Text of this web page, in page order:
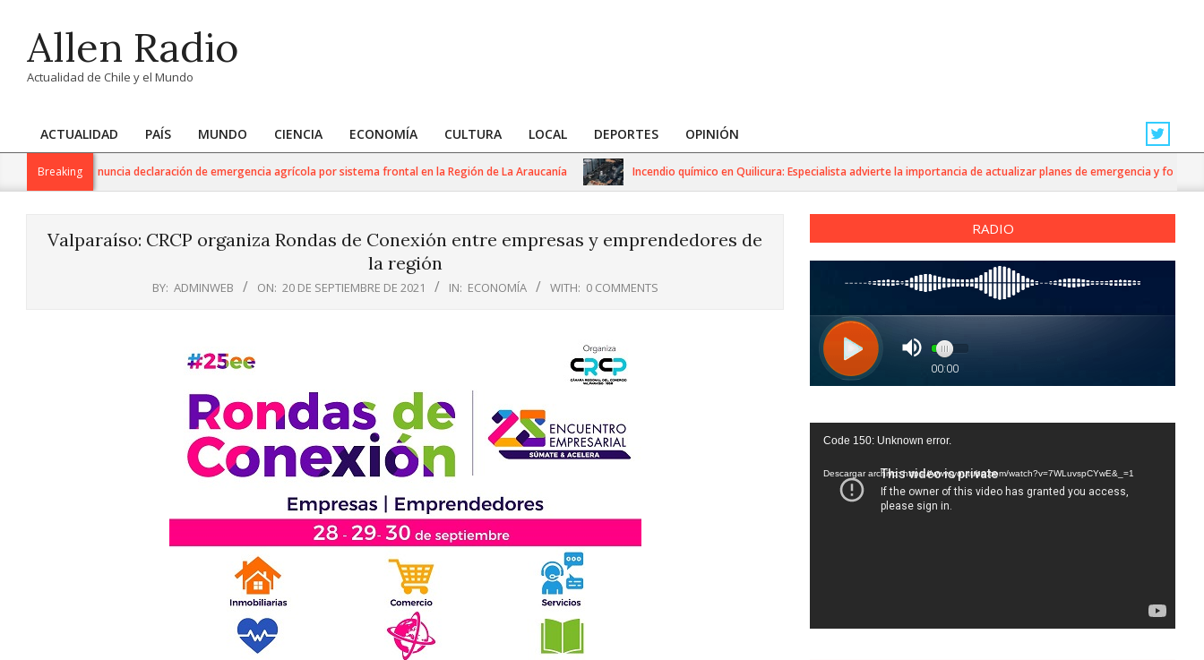
contentAllen Radio
Actualidad de Chile y el Mundo
Primary
Navigation
ACTUALIDAD PAÍS MUNDO CIENCIA ECONOMÍA CULTURA LOCAL DEPORTES OPINIÓN
Breaking
Agricultura anuncia declaración de emergencia agrícola por sistema frontal en la Región de La Araucanía Incendio químico en Quilicura: Especialista advierte la importancia de actualizar planes de emergencia y fortalecer
Valparaíso: CRCP organiza Rondas de Conexión entre empresas y emprendedores de
la región
BY: ADMINWEB ON: 20 DE SEPTIEMBRE DE 2021 IN: ECONOMÍA WITH: 0 COMMENTS
RADIO
Reproductor
vídeo
Code 150: Unknown error.
Descargar archivo: https://www.youtube.com/watch?v=7WLuvspCYwE&_=1